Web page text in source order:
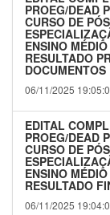
PROEG/DEAD
CURSO DE
ENSINO
RESULTADO
DOCUMENTOS
06/11/2025
EDITAL
PROEG/DEAD
CURSO DE
ENSINO
RESULTADO
06/11/2025